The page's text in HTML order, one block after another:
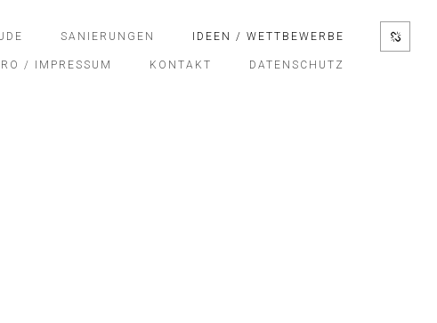
SANIERUNGEN IDEEN / WETTBEWERBE
/ IMPRESSUM KONTAKT DATENSCHUTZ